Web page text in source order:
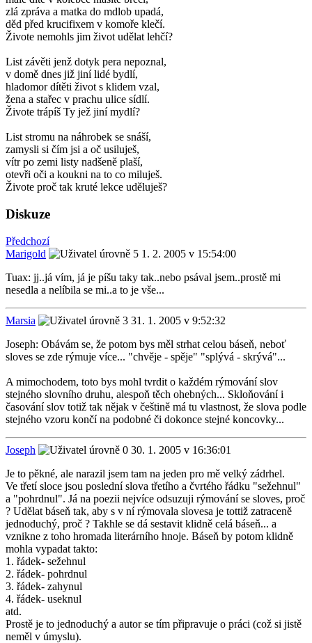
zlá zpráva a matka do mdlob upadá,
děd před krucifixem v komoře klečí.
Živote nemohls jim život udělat lehčí?
List závěti jenž dotyk pera nepoznal,
v domě dnes již jiní lidé bydlí,
hladomor dítěti život s klidem vzal,
žena a stařec v prachu ulice sídlí.
Živote trápíš Ty jež jiní mydlí?
List stromu na náhrobek se snáší,
zamysli si čím jsi a oč usiluješ,
vítr po zemi listy nadšeně plaší,
otevři oči a koukni na to co miluješ.
Živote proč tak kruté lekce uděluješ?
Diskuze
Předchozí
Marigold
1. 2. 2005 v 15:54:00
Tuax: jj..já vím, já je píšu taky tak..nebo psával jsem..prostě mi
nesedla a nelíbila se mi..a to je vše...
Marsia
31. 1. 2005 v 9:52:32
Joseph: Obávám se, že potom bys měl strhat celou báseň, neboť
sloves se zde rýmuje více... "chvěje - spěje" "splývá - skrývá"...
A mimochodem, toto bys mohl tvrdit o každém rýmování slov
stejného slovního druhu, alespoň těch ohebných... Skloňování i
časování slov totiž tak nějak v češtině má tu vlastnost, že slova podle
stejného vzoru končí na podobné či dokonce stejné koncovky...
Joseph
30. 1. 2005 v 16:36:01
Je to pěkné, ale narazil jsem tam na jeden pro mě velký zádrhel.
Ve třetí sloce jsou poslední slova třetího a čvrtého řádku "sežehnul"
a "pohrdnul". Já na poezii nejvíce odsuzuji rýmování se sloves, proč
? Udělat báseň tak, aby s v ní rýmovala slovesa je tottiž zatraceně
jednoduchý, proč ? Takhle se dá sestavit klidně celá báseň... a
vznikne z toho hromada literárního hnoje. Báseň by potom klidně
mohla vypadat takto:
1. řádek- sežehnul
2. řádek- pohrdnul
3. řádek- zahynul
4. řádek- useknul
atd.
Prostě je to jednoduchý a autor se tím připravuje o práci (což si jistě
neměl v úmyslu).